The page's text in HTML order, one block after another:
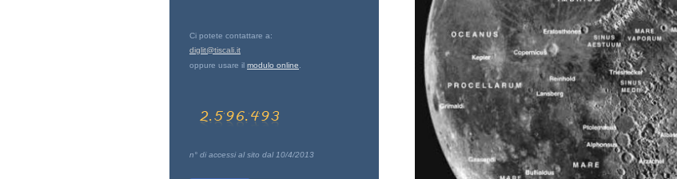
Ci potete contattare a:
diglit@tiscali.it
oppure usare il modulo online
n° di accessi al sito dal 10/4/2013